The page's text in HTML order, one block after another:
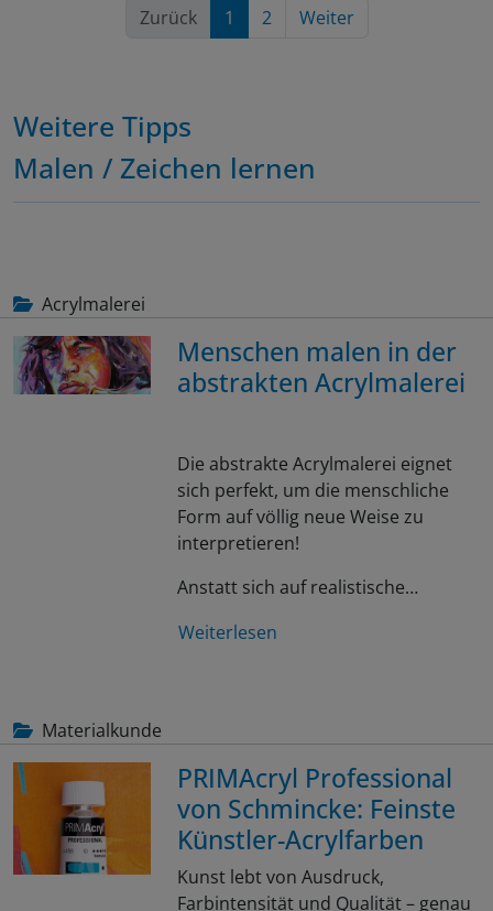
Zurück 1 2 Weiter
Weitere Tipps
Malen / Zeichen lernen
Acrylmalerei
Menschen malen in der
abstrakten Acrylmalerei
Die abstrakte Acrylmalerei eignet
sich perfekt, um die menschliche
Form auf völlig neue Weise zu
interpretieren!
Anstatt sich auf realistische…
Weiterlesen
Materialkunde
PRIMAcryl Professional
von Schmincke: Feinste
Künstler-Acrylfarben
Kunst lebt von Ausdruck,
Farbintensität und Qualität – genau